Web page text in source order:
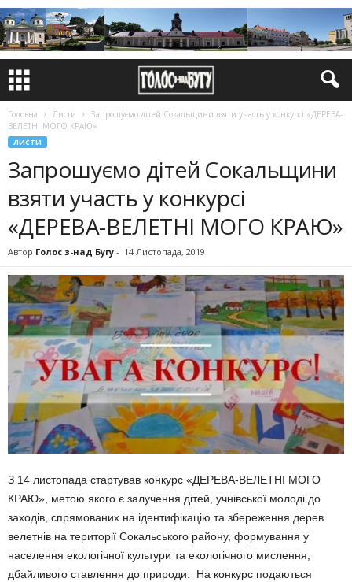
Головна Листи
Запрошуємо дітей Сокальщини взяти участь у конкурсі «ДЕРЕВА-
ВЕЛЕТНІ МОГО КРАЮ»
ЛИСТИ
Запрошуємо дітей Сокальщини
взяти участь у конкурсі
«ДЕРЕВА-ВЕЛЕТНІ МОГО КРАЮ»
Автор Голос з-над Бугу - 14 Листопада, 2019
З 14 листопада стартував конкурс «ДЕРЕВА-ВЕЛЕТНІ МОГО
КРАЮ», метою якого є залучення дітей, учнівської молоді до
заходів, спрямованих на ідентифікацію та збереження дерев
велетнів на території Сокальського району, формування у
населення екологічної культури та екологічного мислення,
дбайливого ставлення до природи. На конкурс подаються